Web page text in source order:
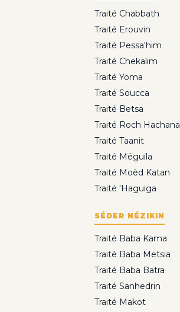
Traité Chabbath
Traité Erouvin
Traité Pessa'him
Traité Chekalim
Traité Yoma
Traité Soucca
Traité Betsa
Traité Roch Hachana
Traité Taanit
Traité Méguila
Traité Moèd Katan
Traité 'Haguiga
SÉDER NÉZIKIN
Traité Baba Kama
Traité Baba Metsia
Traité Baba Batra
Traité Sanhedrin
Traité Makot